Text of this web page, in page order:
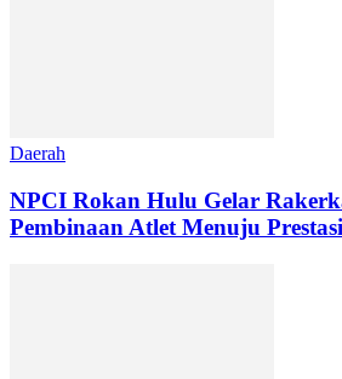
Daerah
NPCI Rokan Hulu Gelar
Pembinaan Atlet Menuju Prestasi